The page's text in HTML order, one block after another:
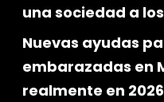
una sociedad a
Nuevas ayudas
embarazadas en
realmente en 2026